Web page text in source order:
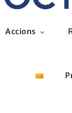
Accions